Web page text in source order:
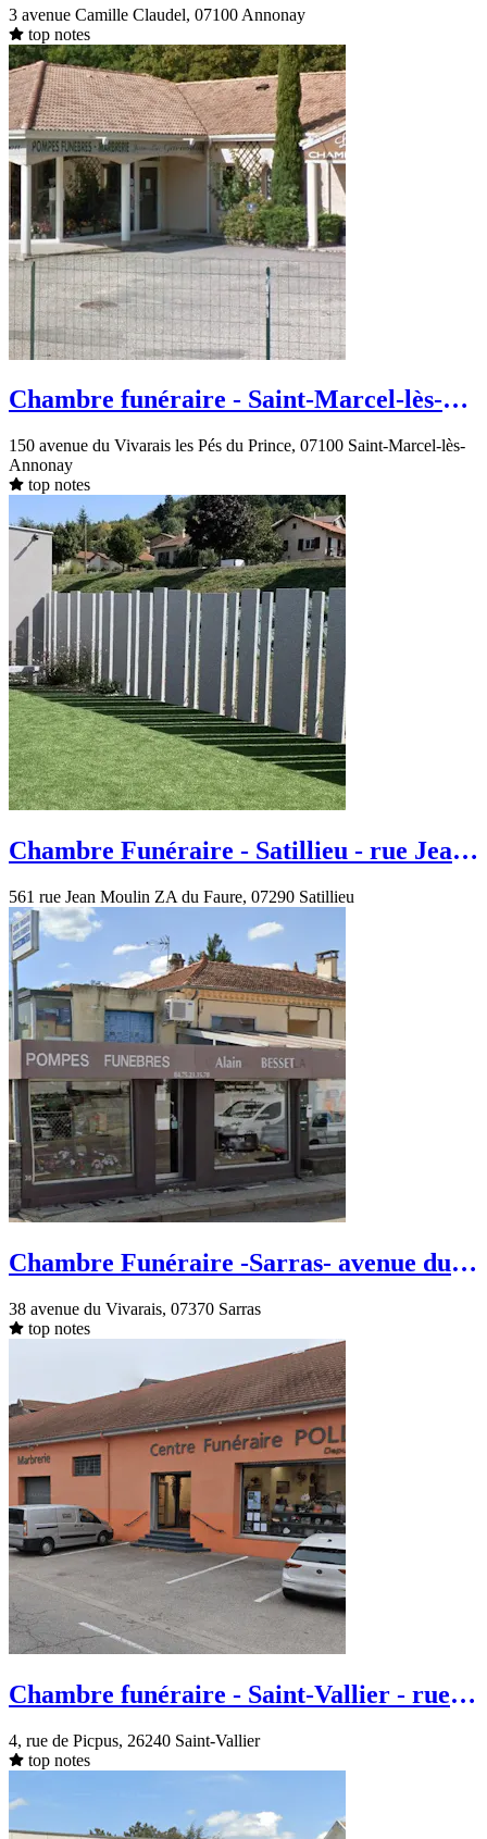
3 avenue Camille Claudel, 07100 Annonay
top notes
Chambre funéraire - Saint-Marcel-lès-
Prince
150 avenue du Vivarais les Pés du Prince, 07100 Saint-Marcel-lès-
Annonay
top notes
Chambre Funéraire - Satillieu - rue Jean
561 rue Jean Moulin ZA du Faure, 07290 Satillieu
Chambre Funéraire -Sarras- avenue du
38 avenue du Vivarais, 07370 Sarras
top notes
Chambre funéraire - Saint-Vallier - rue
4, rue de Picpus, 26240 Saint-Vallier
top notes